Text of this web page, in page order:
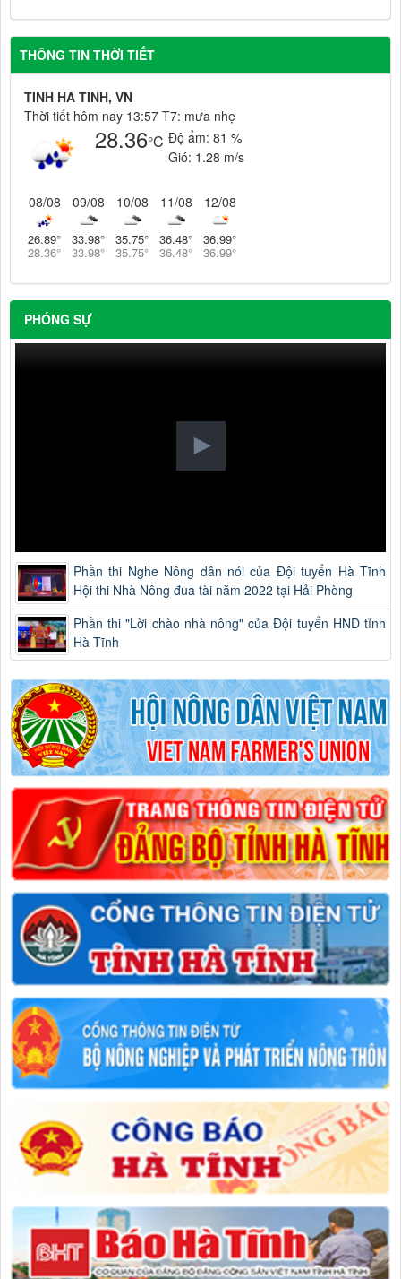
THÔNG TIN THỜI TIẾT
TINH HA TINH, VN
Thời tiết hôm nay 13:57 T7: mưa nhẹ
28.36°C Độ ẩm: 81 %
Gió: 1.28 m/s
08/08
26.89°
28.36°
09/08
33.98°
33.98°
10/08
35.75°
35.75°
11/08
36.48°
36.48°
12/08
36.99°
36.99°
PHÓNG SỰ
Phần thi Nghe Nông dân nói của Đội tuyển Hà Tĩnh
Hội thi Nhà Nông đua tài năm 2022 tại Hải Phòng
Phần thi "Lời chào nhà nông" của Đội tuyển HND tỉnh
Hà Tĩnh